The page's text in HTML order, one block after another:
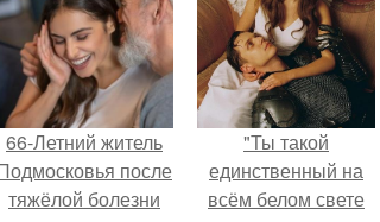
66-Летний житель
после
тяжёлой болезни
"Ты такой
единственный на
всём белом свете